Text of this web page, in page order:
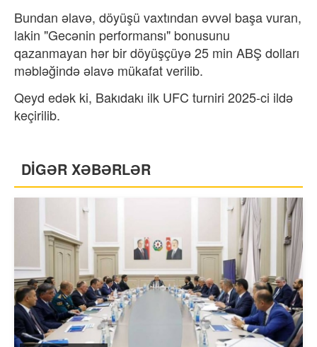
Bundan əlavə, döyüşü vaxtından əvvəl başa vuran,
lakin "Gecənin performansı" bonusunu
qazanmayan hər bir döyüşçüyə 25 min ABŞ dolları
məbləğində əlavə mükafat verilib.
Qeyd edək ki, Bakıdakı ilk UFC turniri 2025-ci ildə
keçirilib.
DİGƏR XƏBƏRLƏR